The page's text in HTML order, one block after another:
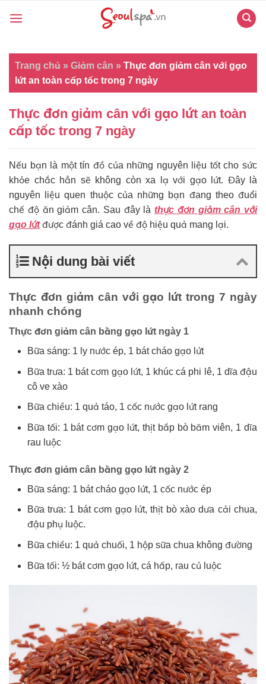
Trang chủ » Giảm cân » Thực đơn giảm cân với gạo
lứt an toàn cấp tốc trong 7 ngày
Thực đơn giảm cân với gạo lứt an toàn
cấp tốc trong 7 ngày
Nếu bạn là một tín đồ của những nguyên liệu tốt cho sức
khỏe chắc hẳn sẽ không còn xa lạ với gạo lứt. Đây là
nguyên liệu quen thuộc của những bạn đang theo đuổi
chế độ ăn giảm cân. Sau đây là thực đơn giảm cân với
gạo lứtđược đánh giá cao về độ hiệu quả mang lại.
Nội dung bài viết
Thực đơn giảm cân với gạo lứt trong 7 ngày
nhanh chóng
Thực đơn giảm cân bằng gạo lứt ngày 1
Bữa sáng: 1 ly nước ép, 1 bát cháo gạo lứt
Bữa trưa: 1 bát cơm gạo lứt, 1 khúc cá phi lê, 1 dĩa đậu
cô ve xào
Bữa chiều: 1 quả táo, 1 cốc nước gạo lứt rang
Bữa tối: 1 bát cơm gạo lứt, thịt bắp bò băm viên, 1 dĩa
rau luộc
Thực đơn giảm cân bằng gạo lứt ngày 2
Bữa sáng: 1 bát cháo gạo lứt, 1 cốc nước ép
Bữa trưa: 1 bát cơm gạo lứt, thịt bò xào dưa cải chua,
đậu phụ luộc.
Bữa chiều: 1 quả chuối, 1 hộp sữa chua không đường
Bữa tối: ½ bát cơm gạo lứt, cá hấp, rau củ luộc